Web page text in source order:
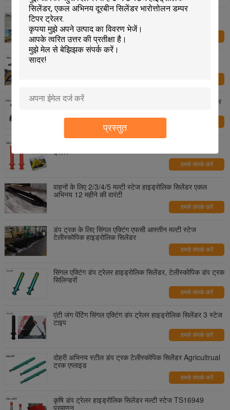
प्रस्तुत
उत्थान क्रेन के लिए वेल्डेड डबल एक्टिंग हाइड्रोलिक राम क्रोमड
उपकरण सिलेंडर
3 4 5 स्टेज एकल अभिनय पिन माउंट टेलीस्कोपिक सिलिन्डर्स डम्पर
ट्रेलर
हमसे संपर्क करें
वाहनों के लिए 2/3/4/5 मल्टी स्टेज हाइड्रोलिक सिलेंडर एकल
अभिनय 12 महीने की वारंटी
हमसे संपर्क करें
डंप ट्रक के लिए सिंगल एक्टिंग एफसी आस्तीन मल्टी स्टेज
टेलीस्कोपिक हाइड्रोलिक सिलेंडर
हमसे संपर्क करें
सिंगल एक्टिंग डंप ट्रेलर हाइड्रोलिक सिलेंडर, टेलीस्कोपिक डंप ट्रक
सिलिन्डरों
हमसे संपर्क करें
एंटी जंग पेंटिंग सिंगल एक्टिंग डंप ट्रेलर हाइड्रोलिक सिलेंडर 3 स्टेज
टाइप
हमसे संपर्क करें
दोहरी अभिनय स्टील डंप ट्रक टेलीस्कोपिक सिलेंडर Agricultrual
ट्रक एप्लाइड
हमसे संपर्क करें
कृषि डंप ट्रेलर हाइड्रोलिक सिलेंडर मल्टी स्टेज TS16949
प्रमाणन